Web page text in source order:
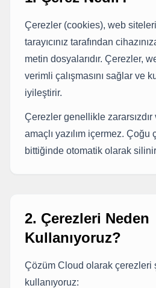
Çerezler (cookies), web
tarayıcınız tarafından
metin dosyalarıdır. Çerezler,
verimli çalışmasını sağlar ve
iyileştirir.
Çerezler genellikle
amaçlı yazılım içermez. Çoğu
bittiğinde otomatik olarak
2. Çerezleri Neden
Kullanıyoruz?
Çözüm Cloud olarak çerezleri
kullanıyoruz: